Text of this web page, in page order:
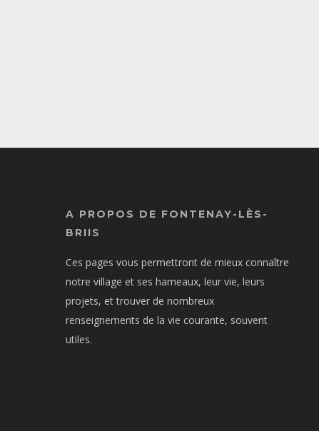
A PROPOS DE FONTENAY-LÈS-
BRIIS
Ces pages vous permettront de mieux connaître
notre village et ses hameaux, leur vie, leurs
projets, et trouver de nombreux
renseignements de la vie courante, souvent
utiles.